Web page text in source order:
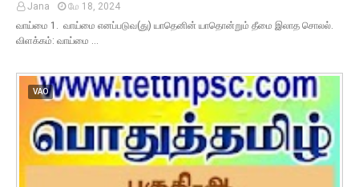
Jana
மே 18, 2024
வாய்மை 1. வாய்மை எனப்படுவ(து) யாதெனின் யாதொன்றும் தீமை இலாத சொலல்.
விளக்கம்: வாய்மை …
VAO